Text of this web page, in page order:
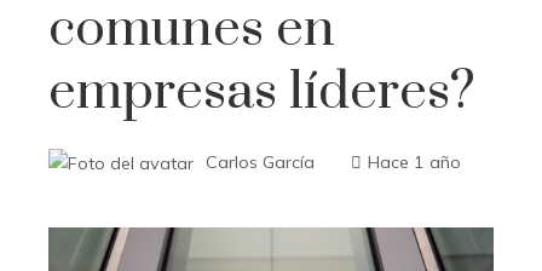
comunes en
empresas líderes?
Carlos García Hace 1 año